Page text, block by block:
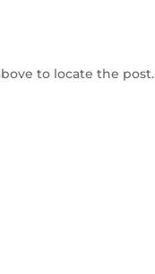
to locate the post.